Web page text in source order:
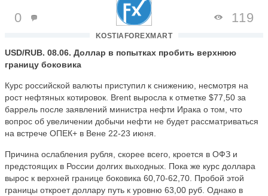
KOSTIAFOREXMART
0 119
USD/RUB. 08.06. Доллар в попытках пробить верхнюю
границу боковика
Курс российской валюты приступил к снижению, несмотря на
рост нефтяных котировок. Brent выросла к отметке $77,50 за
баррель после заявлений министра нефти Ирака о том, что
вопрос об увеличении добычи нефти не будет рассматриваться
на встрече ОПЕК+ в Вене 22-23 июня.
Причина ослабления рубля, скорее всего, кроется в ОФЗ и
предстоящих в России долгих выходных. Пока же курс доллара
вырос к верхней границе боковика 60,70-62,70. Пробой этой
границы откроет доллару путь к уровню 63,00 руб. Однако в